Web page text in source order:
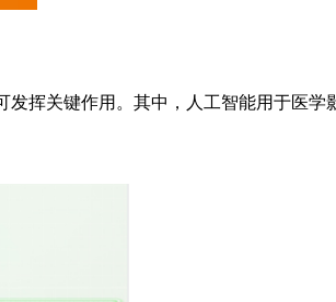
挥关键作用。其中，人工智能用于医学